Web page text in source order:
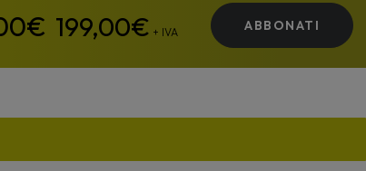
199,00€ + IVA ABBONATI